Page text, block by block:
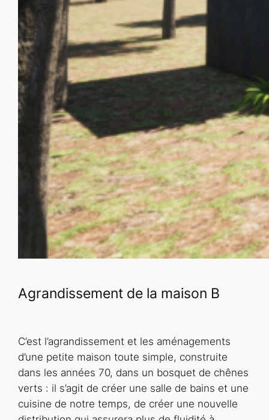
Agrandissement de la maison B
C’est l’agrandissement et les aménagements
d’une petite maison toute simple, construite
dans les années 70, dans un bosquet de chênes
verts : il s’agit de créer une salle de bains et une
cuisine de notre temps, de créer une nouvelle